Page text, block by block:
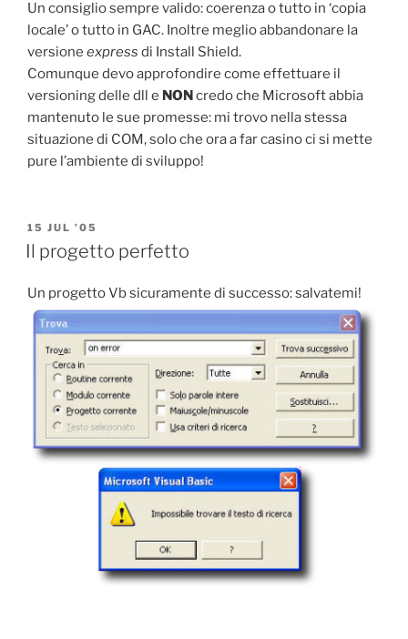
Un consiglio sempre valido: coerenza o tutto in ‘copia
locale’ o tutto in GAC. Inoltre meglio abbandonare la
versione express di Install Shield.
Comunque devo approfondire come effettuare il
versioning delle dll e NONcredo che Microsoft abbia
mantenuto le sue promesse: mi trovo nella stessa
situazione di COM, solo che ora a far casino ci si mette
pure l’ambiente di sviluppo!
POSTED
ON
15 JUL ’05
Il progetto perfetto
Un progetto Vb sicuramente di successo: salvatemi!